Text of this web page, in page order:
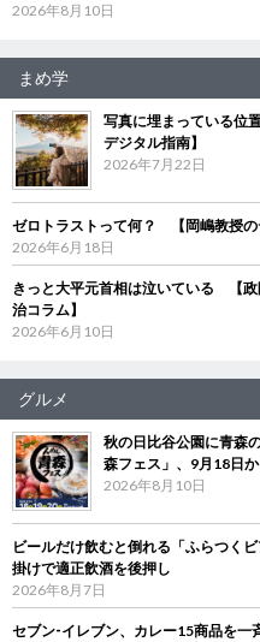
2026年8月10日
まめ学
写真に埋まっている位
デジタル指南】
2026年7月22日
ゼロトラストって何？ 【岡嶋教授の
2026年6月18日
きっと大平元首相は泣いている 【
治コラム】
2026年6月10日
グルメ
秋の日比谷公園に青
森フェス」、9月18日
2026年8月10日
ビールだけ飲むと倒れる「ふらつく
掛けで適正飲酒を後押し
2026年8月7日
セブン‐イレブン、カレー15商品を